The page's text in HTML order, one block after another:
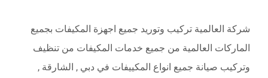
شركة العالمية تركيب وتوريد جميع اجهزة المكيفات بجميع
الماركات العالمية من جميع خدمات المكيفات من تنظيف
وتركيب صيانة جميع انواع المكييفات في دبي , الشارقة ,